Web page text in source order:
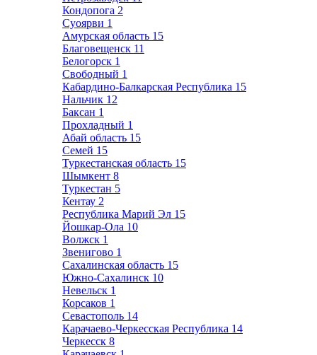
Кондопога 2
Суоярви 1
Амурская область 15
Благовещенск 11
Белогорск 1
Свободный 1
Кабардино-Балкарская Республика 15
Нальчик 12
Баксан 1
Прохладный 1
Абай область 15
Семей 15
Туркестанская область 15
Шымкент 8
Туркестан 5
Кентау 2
Республика Марий Эл 15
Йошкар-Ола 10
Волжск 1
Звенигово 1
Сахалинская область 15
Южно-Сахалинск 10
Невельск 1
Корсаков 1
Севастополь 14
Карачаево-Черкесская Республика 14
Черкесск 8